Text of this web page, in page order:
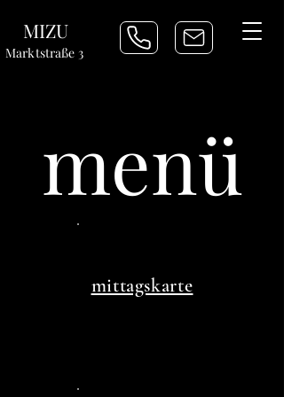
MIZU
Marktstraße 3
menü
mittagskarte